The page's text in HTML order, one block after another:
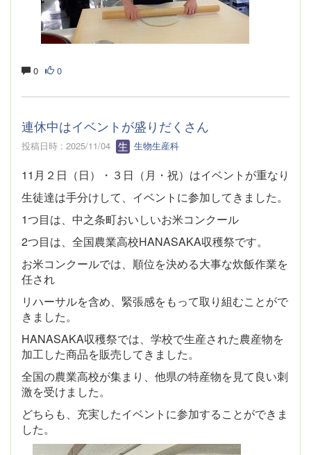
0 0
連休中はイベントが盛りだくさん
投稿日時 : 2025/11/04 生物生産科
11月２日（日）・３日（月・祝）はイベントが重なり
生徒達は手分けして、イベントに参加してきました。
1つ目は、中之条町おいしいお米コンクール
2つ目は、全国農業高校HANASAKA収穫祭です。
お米コンクールでは、順位を決める大事な炊飯作業を
任され
リハーサルを含め、緊張感をもって取り組むことがで
きました。
HANASAKA収穫祭では、学校で生産された農産物を
加工した商品を販売してきました。
全国の農業高校が集まり、他県の特産物を見て良い刺
激を受けました。
どちらも、充実したイベントに参加することができま
した。